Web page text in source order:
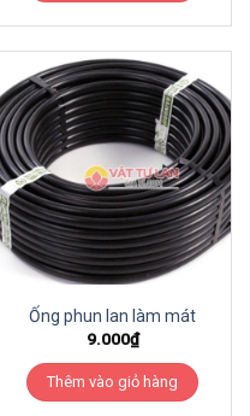
Ống phun lan làm mát
9.000₫
Thêm vào giỏ hàng